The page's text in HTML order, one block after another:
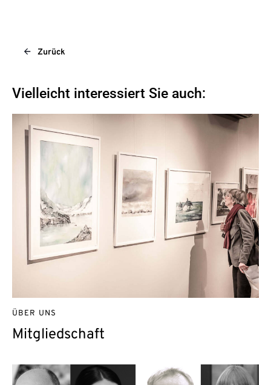
Zurück
Vielleicht interessiert Sie auch:
Mitgliedschaft
ÜBER UNS